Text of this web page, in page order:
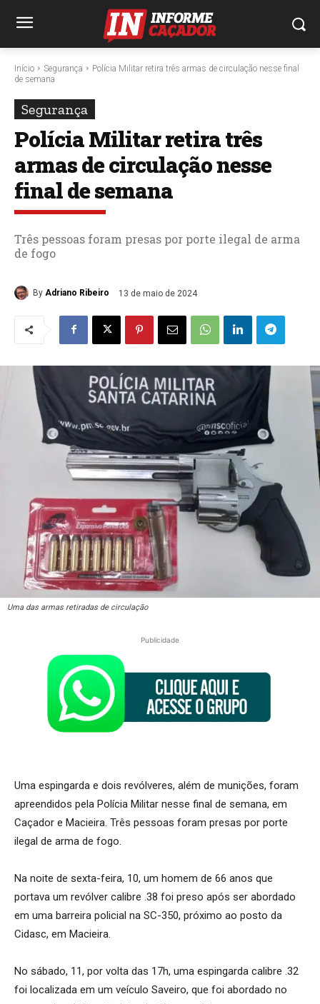
Início Segurança
Polícia Militar retira três armas de circulação nesse final
de semana
Segurança
Polícia Militar retira três
armas de circulação nesse
final de semana
Três pessoas foram presas por porte ilegal de arma
de fogo
By Adriano Ribeiro 13 de maio de 2024
Uma das armas retiradas de circulação
Publicidade
Uma espingarda e dois revólveres, além de munições, foram
apreendidos pela Polícia Militar nesse final de semana, em
Caçador e Macieira. Três pessoas foram presas por porte
ilegal de arma de fogo.
Na noite de sexta-feira, 10, um homem de 66 anos que
portava um revólver calibre .38 foi preso após ser abordado
em uma barreira policial na SC-350, próximo ao posto da
Cidasc, em Macieira.
No sábado, 11, por volta das 17h, uma espingarda calibre .32
foi localizada em um veículo Saveiro, que foi abordado no